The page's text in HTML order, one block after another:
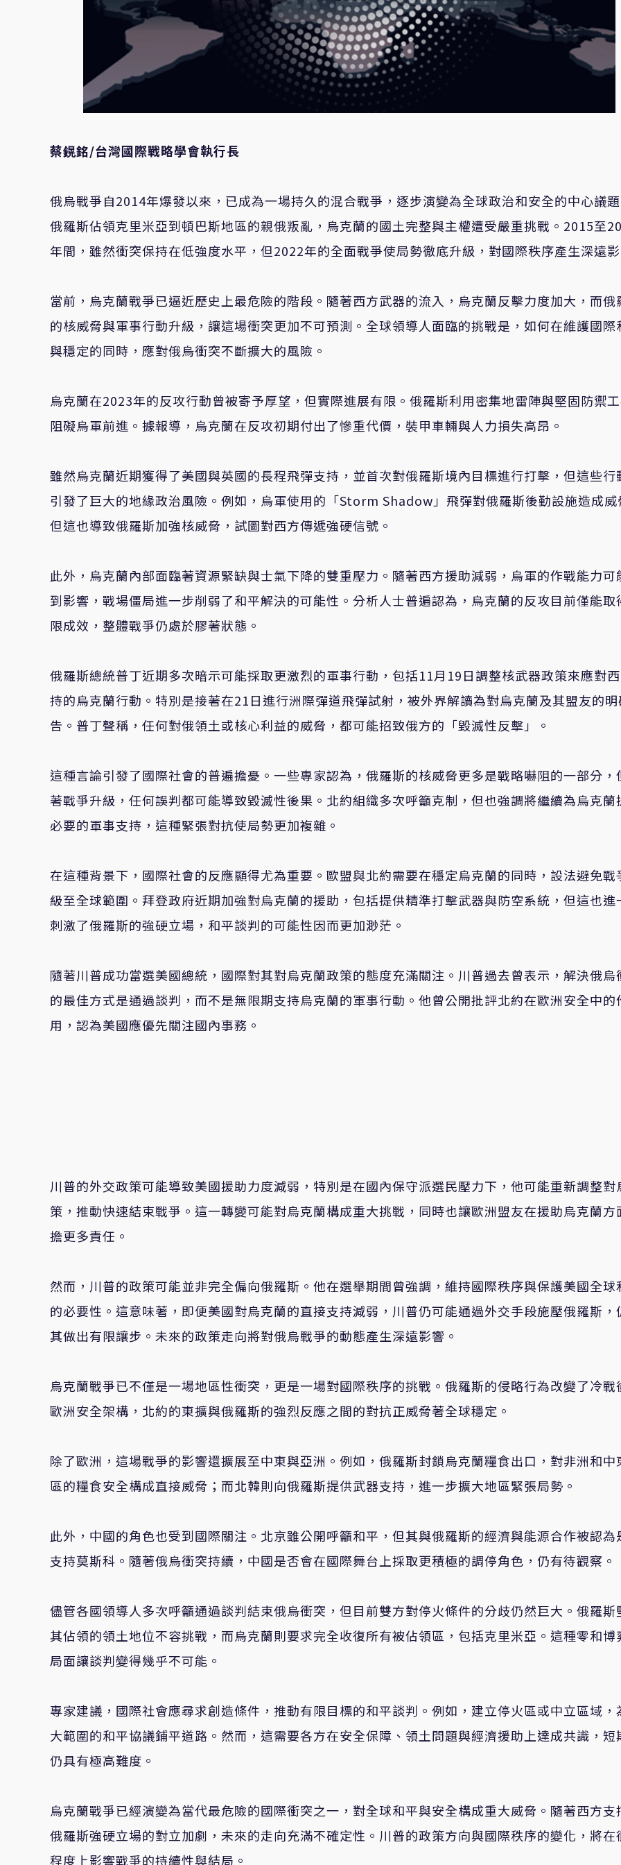
蔡鎤銘/台灣國際戰略學會執行長
俄烏戰爭自2014年爆發以來，已成為一場持久的混合戰爭，逐步演變為全球政治和安全的中心議
俄羅斯佔領克里米亞到頓巴斯地區的親俄叛亂，烏克蘭的國土完整與主權遭受嚴重挑戰。2015至
年間，雖然衝突保持在低強度水平，但2022年的全面戰爭使局勢徹底升級，對國際秩序產生深遠影
當前，烏克蘭戰爭已逼近歷史上最危險的階段。隨著西方武器的流入，烏克蘭反擊力度加大，而俄
的核威脅與軍事行動升級，讓這場衝突更加不可預測。全球領導人面臨的挑戰是，如何在維護國際
與穩定的同時，應對俄烏衝突不斷擴大的風險。
烏克蘭在2023年的反攻行動曾被寄予厚望，但實際進展有限。俄羅斯利用密集地雷陣與堅固防禦工
阻礙烏軍前進。據報導，烏克蘭在反攻初期付出了慘重代價，裝甲車輛與人力損失高昂。
雖然烏克蘭近期獲得了美國與英國的長程飛彈支持，並首次對俄羅斯境內目標進行打擊，但這些行
引發了巨大的地緣政治風險。例如，烏軍使用的「Storm Shadow」飛彈對俄羅斯後勤設施造成威
但這也導致俄羅斯加強核威脅，試圖對西方傳遞強硬信號。
此外，烏克蘭內部面臨著資源緊缺與士氣下降的雙重壓力。隨著西方援助減弱，烏軍的作戰能力可
到影響，戰場僵局進一步削弱了和平解決的可能性。分析人士普遍認為，烏克蘭的反攻目前僅能取
限成效，整體戰爭仍處於膠著狀態。
俄羅斯總統普丁近期多次暗示可能採取更激烈的軍事行動，包括11月19日調整核武器政策來應對
持的烏克蘭行動。特別是接著在21日進行洲際彈道飛彈試射，被外界解讀為對烏克蘭及其盟友的
告。普丁聲稱，任何對俄領土或核心利益的威脅，都可能招致俄方的「毀滅性反擊」。
這種言論引發了國際社會的普遍擔憂。一些專家認為，俄羅斯的核威脅更多是戰略嚇阻的一部分，
著戰爭升級，任何誤判都可能導致毀滅性後果。北約組織多次呼籲克制，但也強調將繼續為烏克蘭
必要的軍事支持，這種緊張對抗使局勢更加複雜。
在這種背景下，國際社會的反應顯得尤為重要。歐盟與北約需要在穩定烏克蘭的同時，設法避免戰
級至全球範圍。拜登政府近期加強對烏克蘭的援助，包括提供精準打擊武器與防空系統，但這也進
刺激了俄羅斯的強硬立場，和平談判的可能性因而更加渺茫。
隨著川普成功當選美國總統，國際對其對烏克蘭政策的態度充滿關注。川普過去曾表示，解決俄烏
的最佳方式是通過談判，而不是無限期支持烏克蘭的軍事行動。他曾公開批評北約在歐洲安全中的
用，認為美國應優先關注國內事務。
川普的外交政策可能導致美國援助力度減弱，特別是在國內保守派選民壓力下，他可能重新調整對
策，推動快速結束戰爭。這一轉變可能對烏克蘭構成重大挑戰，同時也讓歐洲盟友在援助烏克蘭方
擔更多責任。
然而，川普的政策可能並非完全偏向俄羅斯。他在選舉期間曾強調，維持國際秩序與保護美國全球
的必要性。這意味著，即便美國對烏克蘭的直接支持減弱，川普仍可能通過外交手段施壓俄羅斯，
其做出有限讓步。未來的政策走向將對俄烏戰爭的動態產生深遠影響。
烏克蘭戰爭已不僅是一場地區性衝突，更是一場對國際秩序的挑戰。俄羅斯的侵略行為改變了冷戰
歐洲安全架構，北約的東擴與俄羅斯的強烈反應之間的對抗正威脅著全球穩定。
除了歐洲，這場戰爭的影響還擴展至中東與亞洲。例如，俄羅斯封鎖烏克蘭糧食出口，對非洲和中
區的糧食安全構成直接威脅；而北韓則向俄羅斯提供武器支持，進一步擴大地區緊張局勢。
此外，中國的角色也受到國際關注。北京雖公開呼籲和平，但其與俄羅斯的經濟與能源合作被認為
支持莫斯科。隨著俄烏衝突持續，中國是否會在國際舞台上採取更積極的調停角色，仍有待觀察。
儘管各國領導人多次呼籲通過談判結束俄烏衝突，但目前雙方對停火條件的分歧仍然巨大。俄羅斯
其佔領的領土地位不容挑戰，而烏克蘭則要求完全收復所有被佔領區，包括克里米亞。這種零和博
局面讓談判變得幾乎不可能。
專家建議，國際社會應尋求創造條件，推動有限目標的和平談判。例如，建立停火區或中立區域，
大範圍的和平協議鋪平道路。然而，這需要各方在安全保障、領土問題與經濟援助上達成共識，短
仍具有極高難度。
烏克蘭戰爭已經演變為當代最危險的國際衝突之一，對全球和平與安全構成重大威脅。隨著西方支
俄羅斯強硬立場的對立加劇，未來的走向充滿不確定性。川普的政策方向與國際秩序的變化，將在
程度上影響戰爭的持續性與結局。